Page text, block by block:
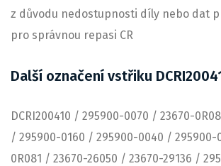
z důvodu nedostupnosti díly nebo dat
pro správnou repasi CR
Další označení vstřiku
DCRI200410 / 295900-0070 / 23670-
/ 295900-0160 / 295900-0040 / 295900-
0R081 / 23670-26050 / 23670-29136 /